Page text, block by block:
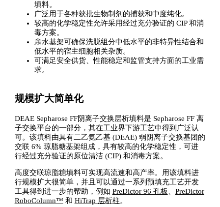
填料。
广泛用于各种获批生物制剂的捕获和中度纯化。
较高的化学稳定性允许采用经过充分验证的 CIP 和消
毒方案。
亲水基架可确保洗脱组分中低水平的非特异性结合和
低水平的宿主细胞相关杂质。
可满足安全供货、性能稳定和监管支持方面的工业需
求。
规模扩大简单化
DEAE Sepharose FF阴离子交换层析填料是 Sepharose FF 离
子交换平台的一部分，其在工业界下游工艺中得到广泛认
可。该填料由具有二乙氨乙基 (DEAE) 弱阴离子交换基团的
交联 6% 琼脂糖基架组成，具有较高的化学稳定性，可进
行经过充分验证的原位清洁 (CIP) 和消毒方案。
高度交联琼脂糖填料可实现高流速和高产率。用该填料进
行规模扩大很简单，并且可以通过一系列预填充工艺开发
工具得到进一步的帮助，例如 PreDictor 96 孔板 、 PreDictor
RoboColumn™ 和 HiTrap 层析柱。